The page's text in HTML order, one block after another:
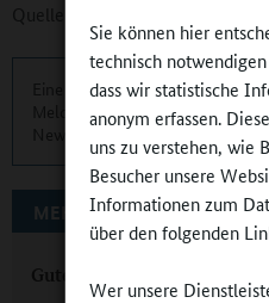
Sie können hier
technisch
dass wir statistische
anonym erfassen.
uns zu verstehen, wie
Besucher unsere
Informationen zum
über den folgenden
Wer unsere
Quelle:
Eine übersichtliche
Meldungen und Termine finden
Hier können Sie sich
MEHR ZUM THEMA AUF
Gute Ganztagsbildung –